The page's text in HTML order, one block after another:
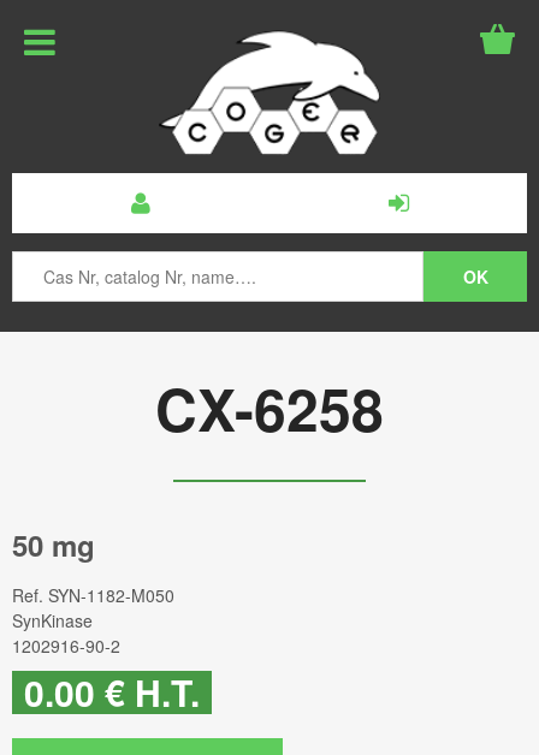
CX-6258
50 mg
Ref. SYN-1182-M050
SynKinase
1202916-90-2
0.00 € H.T.